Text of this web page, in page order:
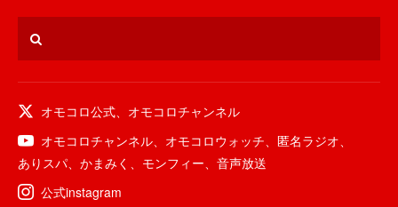
オモコロ公式
オモコロチャンネル
オモコロチャンネル
オモコロウォッチ 匿名ラジオ
ありスパ
かまみく モンフィー
音声放送
公式instagram